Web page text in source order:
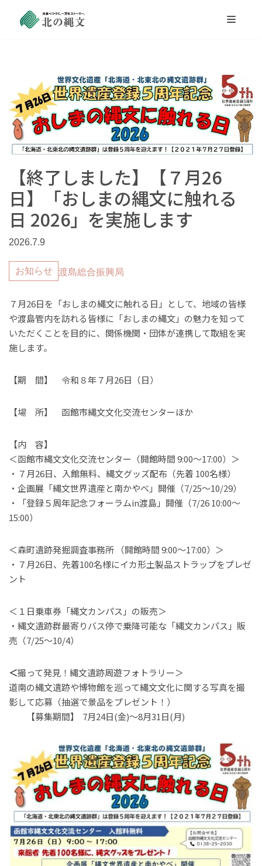
ツ
へ
ス
キ
【終了しました】【７月26
日】「おしまの縄文に触れる
日 2026」を実施します
2026.7.9
お知らせ 渡島総合振興局
７月26日を「おしまの縄文に触れる日」として、地域の皆様
や渡島管内を訪れる皆様に「おしまの縄文」の魅力を知って
いただくことを目的に、関係機関・団体が連携して取組を実
施します。
【期 間】 令和８年７月26日（日）
【場 所】 函館市縄文文化交流センターほか
【内 容】
＜函館市縄文文化交流センター（開館時間 9:00～17:00）＞
・７月26日、入館無料、縄文グッズ配布（先着 100名様）
・企画展「縄文世界遺産と南かやべ」開催（7/25～10/29）
・「登録５周年記念フォーラムin渡島」開催（7/26 10:00～
15:00）
＜森町遺跡発掘調査事務所 （開館時間 9:00～17:00）＞
・７月26日、先着100名様にイカ形土製品ストラップをプレゼ
ント
＜１日乗車券「縄文カンパス」の販売＞
・縄文遺跡群最寄りバス停で乗降可能な「縄文カンパス」販
売（7/25～10/4）
＜撮って発見！縄文遺跡周遊フォトラリー＞
道南の縄文遺跡や博物館を巡って縄文文化に関する写真を撮
影して応募（抽選で景品をプレゼント！）
【募集期間】 7月24日(金)～8月31日(月)